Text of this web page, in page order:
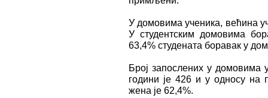
У домовима ученика, већина
У студентским домовима
63,4% студената боравак у
Број запослених у домовима
години је 426 и у односу на
жена је 62,4%.